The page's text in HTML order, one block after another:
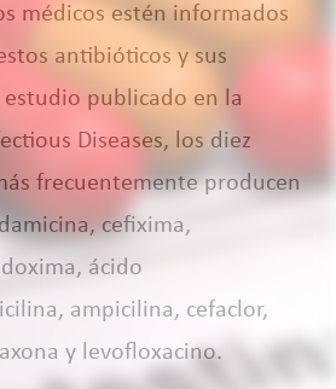
médicos estén informados
antibióticos y sus
estudio publicado en la
Diseases, los diez
frecuentemente producen
cefixima,
ácido
ampicilina, cefaclor,
y levofloxacino.